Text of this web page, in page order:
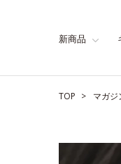
新商品
TOP マガジ